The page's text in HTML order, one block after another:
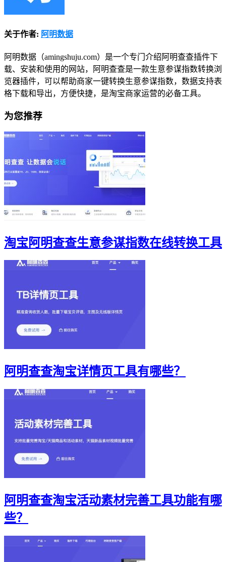
关于作者: 阿明数据
阿明数据（amingshuju.com）是一个专门介绍阿明查查插件下
载、安装和使用的网站，阿明查查是一款生意参谋指数转换浏
览器插件，可以帮助商家一键转换生意参谋指数，数据支持表
格下载和导出，方便快捷，是淘宝商家运营的必备工具。
为您推荐
淘宝阿明查查生意参谋指数在线转换工具
阿明查查淘宝详情页工具有哪些？
阿明查查淘宝活动素材完善工具功能有哪
些？